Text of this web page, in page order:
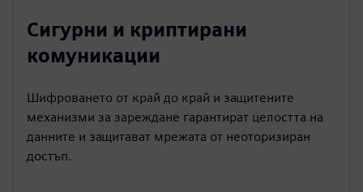
Сигурни и криптирани
комуникации
Шифроването от край до край и защитените
механизми за зареждане гарантират целостта на
данните и защитават мрежата от неоторизиран
достъп.